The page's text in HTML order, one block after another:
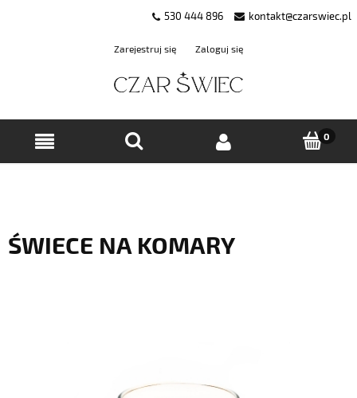
530 444 896 kontakt@czarswiec.pl
Zarejestruj się Zaloguj się
ŚWIECE NA KOMARY